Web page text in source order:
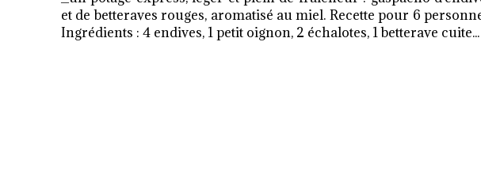
et de betteraves rouges, aromatisé au miel. Recette pour 6
Ingrédients : 4 endives, 1 petit oignon, 2 échalotes, 1 betterave cuite...